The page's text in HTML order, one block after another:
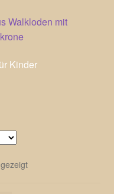
Kinder